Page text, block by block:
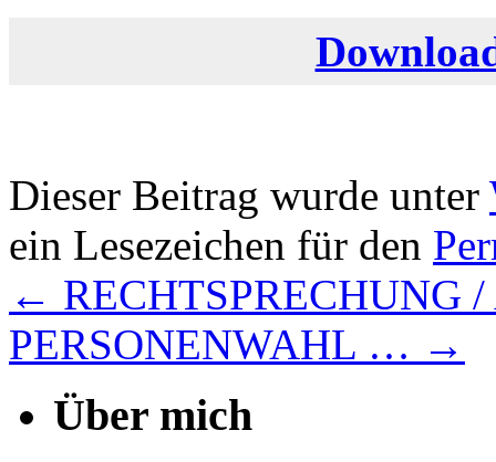
Dieser Beitrag wurde unter
ein Lesezeichen für den
← RECHTSPRECHUNG
PERSONENWAHL … →
Über mich